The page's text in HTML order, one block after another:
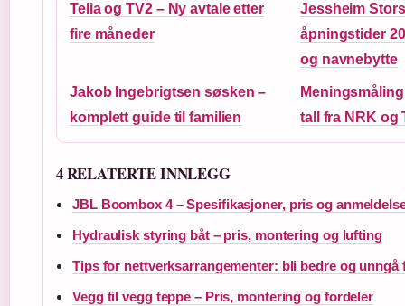
Telia og TV2 – Ny avtale etter
fire måneder
Jessheim
åpningstider
og navnebytte
Jakob Ingebrigtsen søsken –
komplett guide til familien
tall fra NRK og
4 RELATERTE INNLEGG
JBL Boombox 4 – Spesifikasjoner, pris og
Hydraulisk styring båt – pris, montering og lufting
Tips for nettverksarrangementer: bli bedre og unngå
Vegg til vegg teppe – Pris, montering og fordeler